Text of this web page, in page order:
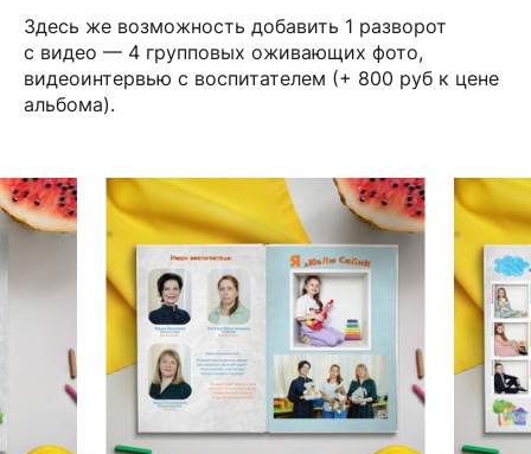
Здесь же возможность добавить 1 разворот
с видео — 4 групповых оживающих фото,
видеоинтервью с воспитателем (+ 800 руб к цене
альбома).